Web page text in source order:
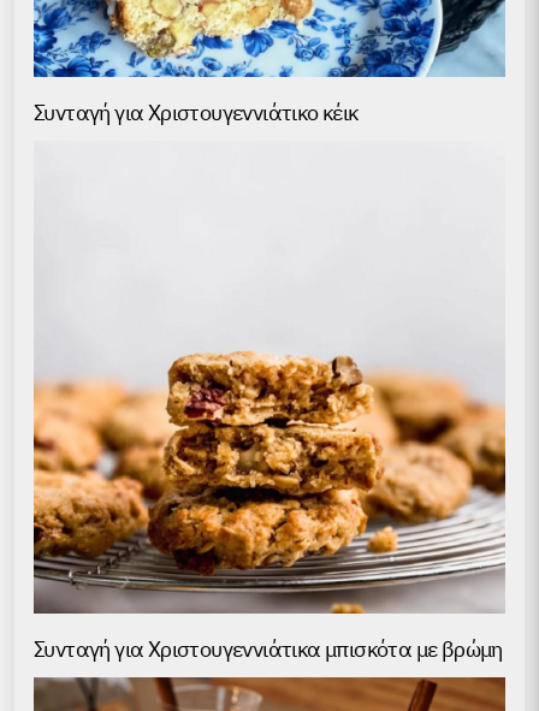
Συνταγή για Χριστουγεννιάτικο κέικ
Συνταγή για Χριστουγεννιάτικα μπισκότα με βρώμη